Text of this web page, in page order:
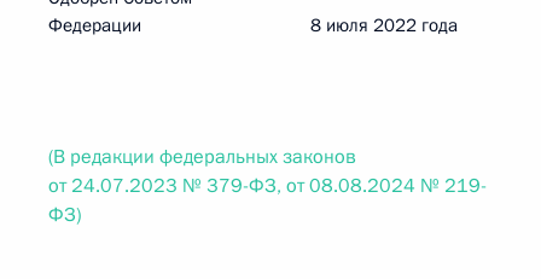
Федерации 8 июля 2022 года
(В редакции федеральных законов
от 24.07.2023 № 379-ФЗ, от 08.08.2024 № 219-
ФЗ)